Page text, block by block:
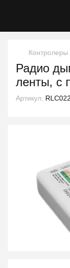
Контролеры
Радио
ленты, с
Артикул: RLC022